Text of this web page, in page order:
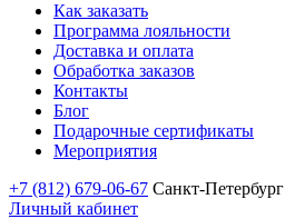
Как заказать
Программа лояльности
Доставка и оплата
Обработка заказов
Контакты
Блог
Подарочные сертификаты
Мероприятия
+7 (812) 679-06-67 Санкт-Петербург
Личный кабинет